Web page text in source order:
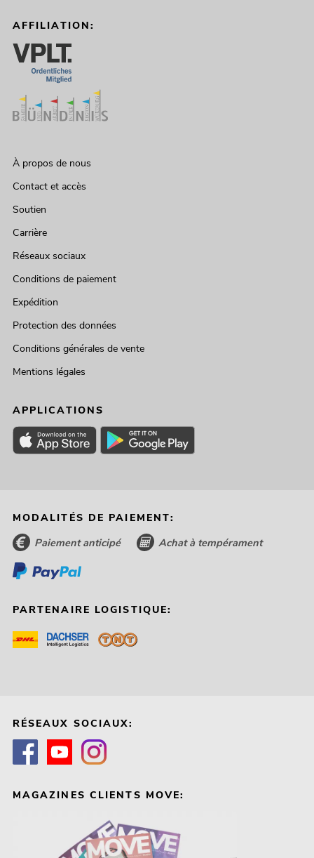
AFFILIATION:
À propos de nous
Contact et accès
Soutien
Carrière
Réseaux sociaux
Conditions de paiement
Expédition
Protection des données
Conditions générales de vente
Mentions légales
APPLICATIONS
MODALITÉS DE PAIEMENT:
Paiement anticipé Achat à tempérament
PARTENAIRE LOGISTIQUE:
RÉSEAUX SOCIAUX:
MAGAZINES CLIENTS MOVE: